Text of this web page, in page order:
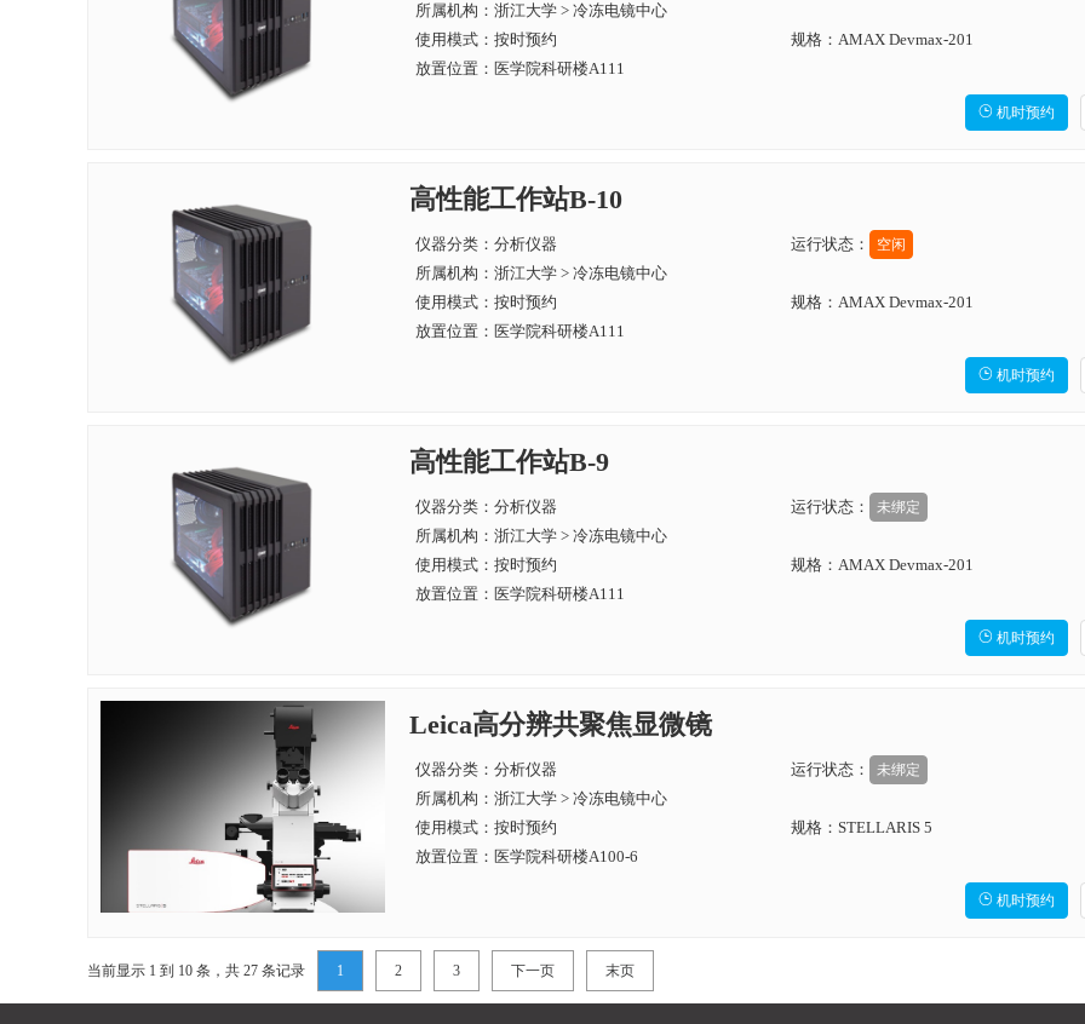
所属机构： 浙江大学 > 冷冻电镜中心
使用模式：按时预约
规格：AMAX Devmax-201
放置位置：医学院科研楼A111
 机时预约
高性能工作站B-10
仪器分类：分析仪器 运行状态： 空闲
所属机构： 浙江大学 > 冷冻电镜中心
使用模式：按时预约
规格：AMAX Devmax-201
放置位置：医学院科研楼A111
 机时预约
高性能工作站B-9
仪器分类：分析仪器 运行状态： 未绑定
所属机构： 浙江大学 > 冷冻电镜中心
使用模式：按时预约
规格：AMAX Devmax-201
放置位置：医学院科研楼A111
 机时预约
Leica高分辨共聚焦显微镜
仪器分类：分析仪器 运行状态： 未绑定
所属机构： 浙江大学 > 冷冻电镜中心
使用模式：按时预约
规格：STELLARIS 5
放置位置：医学院科研楼A100-6
 机时预约
当前显示 1 到 10 条，共 27 条记录 1 2 3 下一页 末页